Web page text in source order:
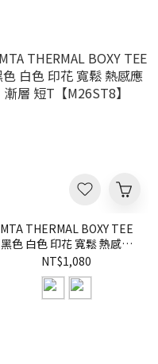
MTA THERMAL BOXY TEE
黑色 白色 印花 寬鬆 熱感應
漸層 短T【M26ST8】
NT$1,080